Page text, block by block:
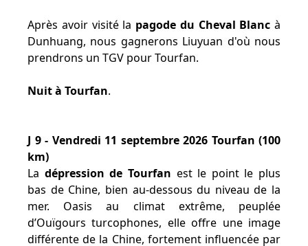
Après avoir visité la pagode du Cheval Blanc à
Dunhuang, nous gagnerons Liuyuan d'où nous
prendrons un TGV pour Tourfan.
Nuit à Tourfan.
J 9 - Vendredi 11 septembre 2026 Tourfan (100
km)
La dépression de Tourfan est le point le plus
bas de Chine, bien au-dessous du niveau de la
mer. Oasis au climat extrême, peuplée
d’Ouïgours turcophones, elle offre une image
différente de la Chine, fortement influencée par